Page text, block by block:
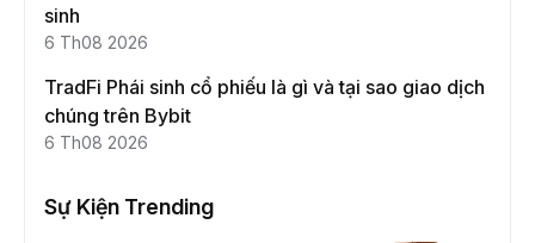
sinh
6 Th08 2026
TradFi Phái sinh cổ phiếu là gì và tại sao giao dịch
chúng trên Bybit
6 Th08 2026
Sự Kiện Trending